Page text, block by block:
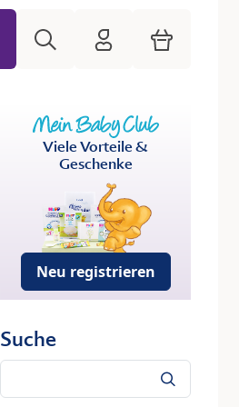
HiPP Mein Babyclub
Warenkorb
Viele Vorteile &
Geschenke
Neu registrieren
Suche